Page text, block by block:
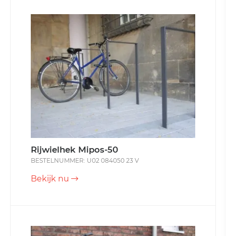
Rijwielhek Mipos-50
BESTELNUMMER: U02 084050 23 V
Bekijk nu